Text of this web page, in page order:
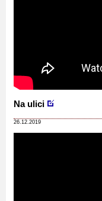
Na ulici
26.12.2019